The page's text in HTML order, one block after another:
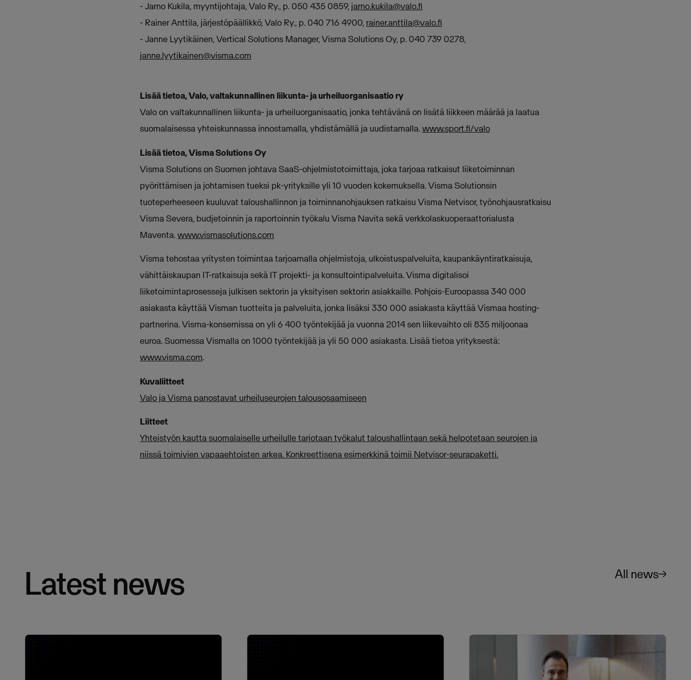
- Jarno Kukila, myyntijohtaja, Valo Ry., p. 050 435 0859, jarno.kukila@valo.fi
- Rainer Anttila, järjestöpäällikkö, Valo Ry., p. 040 716 4900, rainer.anttila@valo.fi
- Janne Lyytikäinen, Vertical Solutions Manager, Visma Solutions Oy, p. 040 739 0278,
janne.lyytikainen@visma.com
Lisää tietoa, Valo, valtakunnallinen liikunta- ja urheiluorganisaatio ry
Valo on valtakunnallinen liikunta- ja urheiluorganisaatio, jonka tehtävänä on lisätä liikkeen määrää ja laatua
suomalaisessa yhteiskunnassa innostamalla, yhdistämällä ja uudistamalla.www.sport.fi/valo
Lisää tietoa, Visma Solutions Oy
Visma Solutions on Suomen johtava SaaS-ohjelmistotoimittaja, joka tarjoaa ratkaisut liiketoiminnan
pyörittämisen ja johtamisen tueksi pk-yrityksille yli 10 vuoden kokemuksella. Visma Solutionsin
tuoteperheeseen kuuluvat taloushallinnon ja toiminnanohjauksen ratkaisu Visma Netvisor, työnohjausratkaisu
Visma Severa, budjetoinnin ja raportoinnin työkalu Visma Navita sekä verkkolaskuoperaattorialusta
Maventa.www.vismasolutions.com
Visma tehostaa yritysten toimintaa tarjoamalla ohjelmistoja, ulkoistuspalveluita, kaupankäyntiratkaisuja,
vähittäiskaupan IT-ratkaisuja sekä IT projekti- ja konsultointipalveluita. Visma digitalisoi
liiketoimintaprosesseja julkisen sektorin ja yksityisen sektorin asiakkaille. Pohjois-Euroopassa 340 000
asiakasta käyttää Visman tuotteita ja palveluita, jonka lisäksi 330 000 asiakasta käyttää Vismaa hosting-
partnerina. Visma-konsernissa on yli 6 400 työntekijää ja vuonna 2014 sen liikevaihto oli 835 miljoonaa
euroa. Suomessa Vismalla on 1000 työntekijää ja yli 50 000 asiakasta. Lisää tietoa yrityksestä:
www.visma.com.
Kuvaliitteet
Valo ja Visma panostavat urheiluseurojen talousosaamiseen
Liitteet
Yhteistyön kautta suomalaiselle urheilulle tarjotaan työkalut taloushallintaan sekä helpotetaan seurojen ja
niissä toimivien vapaaehtoisten arkea. Konkreettisena esimerkkinä toimii Netvisor-seurapaketti.
Latest news All news